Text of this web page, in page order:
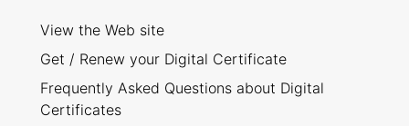
View the Web site
Get / Renew your Digital Certificate
Frequently Asked Questions about Digital
Certificates